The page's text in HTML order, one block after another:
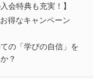
会特典も充実！】
得なキャンペーン
の「学びの自信」を
？